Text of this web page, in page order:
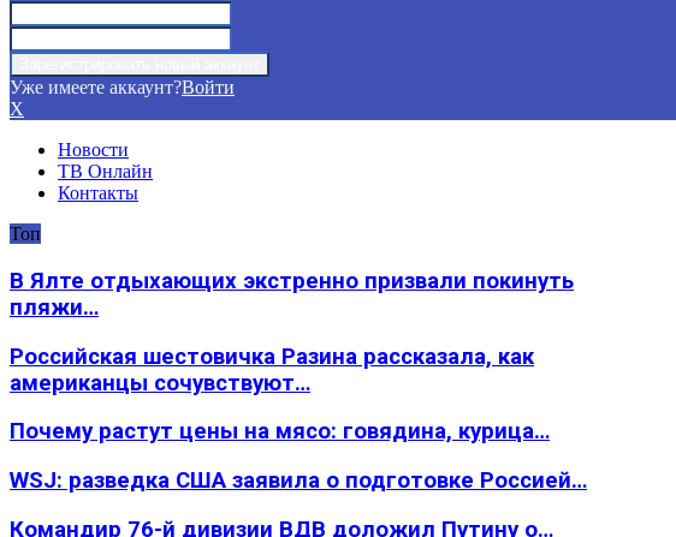
Уже имеете аккаунт?Войти
X
Новости
ТВ Онлайн
Контакты
Топ
В Ялте отдыхающих экстренно призвали покинуть
пляжи…
Российская шестовичка Разина рассказала, как
американцы сочувствуют…
Почему растут цены на мясо: говядина, курица…
WSJ: разведка США заявила о подготовке Россией…
Командир 76-й дивизии ВДВ доложил Путину о…